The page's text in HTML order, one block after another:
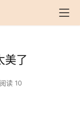
美了
阅读 10